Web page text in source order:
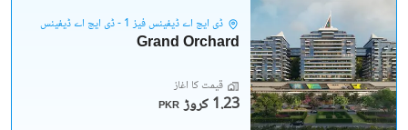
ڈی ایچ اے ڈیفینس فیز 1 - ڈی ایچ اے ڈیفینس
Grand Orchard
قیمت کا آغاز
PKR 1.23 کروڑ